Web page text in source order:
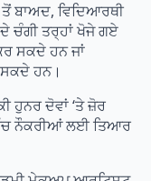
ਬਾਅਦ, ਵਿਦਿਆਰਥੀ
ਚੰਗੀ ਤਰ੍ਹਾਂ ਖੋਜੇ ਗਏ
ਸਕਦੇ ਹਨ ਜਾਂ
ਹਨ।
ਹੁਨਰ ਦੋਵਾਂ ‘ਤੇ ਜ਼ੋਰ
ਨੌਕਰੀਆਂ ਲਈ ਤਿਆਰ